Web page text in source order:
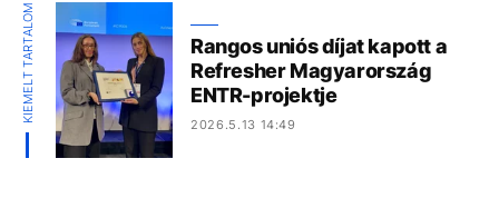
KIEMELT TARTALOM
Rangos uniós díjat kapott a
Refresher Magyarország
ENTR-projektje
2026.5.13 14:49